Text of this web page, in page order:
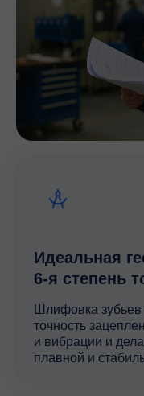
Идеальная
6-я степень
Шлифовка
точность
и вибрации и
плавной и